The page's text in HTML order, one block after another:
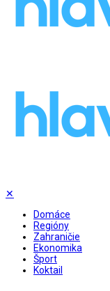
✕
Domáce
Regióny
Zahraničie
Ekonomika
Šport
Koktail